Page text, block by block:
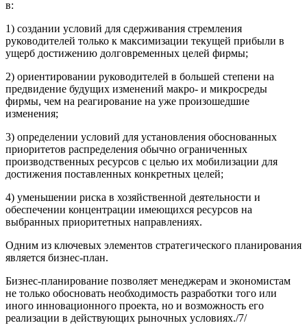
в:
1) создании условий для сдерживания стремления
руководителей только к максимизации текущей прибыли в
ущерб достижению долговременных целей фирмы;
2) ориентировании руководителей в большей степени на
предвидение будущих изменений макро- и микросреды
фирмы, чем на реагирование на уже произошедшие
изменения;
3) определении условий для установления обоснованных
приоритетов распределения обычно ограниченных
производственных ресурсов с целью их мобилизации для
достижения поставленных конкретных целей;
4) уменьшении риска в хозяйственной деятельности и
обеспечении концентрации имеющихся ресурсов на
выбранных приоритетных направлениях.
Одним из ключевых элементов стратегического планирования
является бизнес-план.
Бизнес-планирование позволяет менед­жерам и экономистам
не только обосновать необхо­димость разработки того или
иного инновационного проекта, но и возможность его
реализации в действующих рыночных условиях./7/